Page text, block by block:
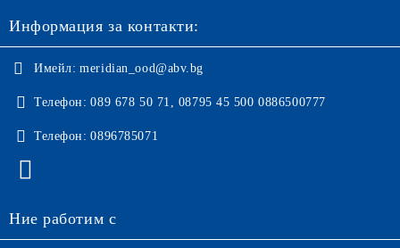
Информация за контакти:
Имейл: meridian_ood@abv.bg
Телефон: 089 678 50 71, 08795 45 500 0886500777
Телефон: 0896785071
Ние работим с